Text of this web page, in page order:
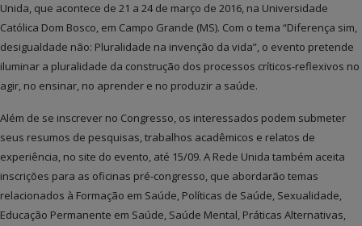
Unida, que acontece de 21 a 24 de março de 2016, na Universidade
Católica Dom Bosco, em Campo Grande (MS). Com o tema “Diferença sim,
desigualdade não: Pluralidade na invenção da vida”, o evento pretende
iluminar a pluralidade da construção dos processos críticos-reflexivos no
agir, no ensinar, no aprender e no produzir a saúde.
Além de se inscrever no Congresso, os interessados podem submeter
seus resumos de pesquisas, trabalhos acadêmicos e relatos de
experiência, no site do evento, até 15/09. A Rede Unida também aceita
inscrições para as oficinas pré-congresso, que abordarão temas
relacionados à Formação em Saúde, Políticas de Saúde, Sexualidade,
Educação Permanente em Saúde, Saúde Mental, Práticas Alternativas,